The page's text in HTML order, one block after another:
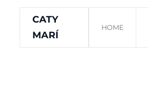
CATY
MARÍ
HOME